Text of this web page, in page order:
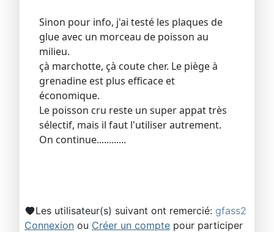
Sinon pour info, j'ai testé les plaques de
glue avec un morceau de poisson au
milieu.
çà marchotte, çà coute cher. Le piège à
grenadine est plus efficace et
économique.
Le poisson cru reste un super appat très
sélectif, mais il faut l'utiliser autrement.
On continue............
Les utilisateur(s) suivant ont remercié: gfass2
Connexion ou Créer un compte pour participer